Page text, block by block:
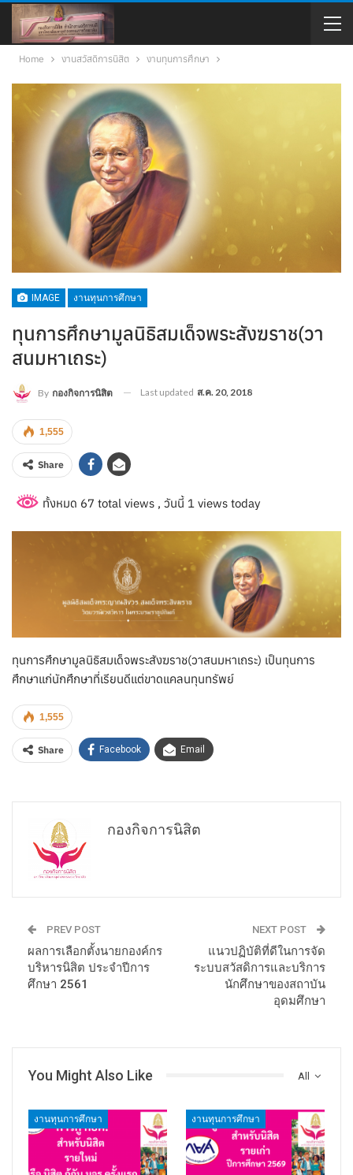
Home งานสวัสดิการนิสิต งานทุนการศึกษา
IMAGE งานทุนการศึกษา
ทุนการศึกษามูลนิธิสมเด็จพระสังฆราช(วา
สนมหาเถระ)
By กองกิจการนิสิต Last updated ส.ค. 20, 2018
1,555
Share
ทั้งหมด 67 total views , วันนี้ 1 views today
ทุนการศึกษามูลนิธิสมเด็จพระสังฆราช(วาสนมหาเถระ) เป็นทุนการ
ศึกษาแก่นักศึกษาที่เรียนดีแต่ขาดแคลนทุนทรัพย์
1,555
Share Facebook Email
กองกิจการนิสิต
PREV POST
ผลการเลือกตั้งนายกองค์กร
บริหารนิสิต ประจำปีการ
ศึกษา 2561
NEXT POST
แนวปฏิบัติที่ดีในการจัด
ระบบสวัสดิการและบริการ
นักศึกษาของสถาบัน
อุดมศึกษา
All
You Might Also Like
งานทุนการศึกษา งานทุนการศึกษา